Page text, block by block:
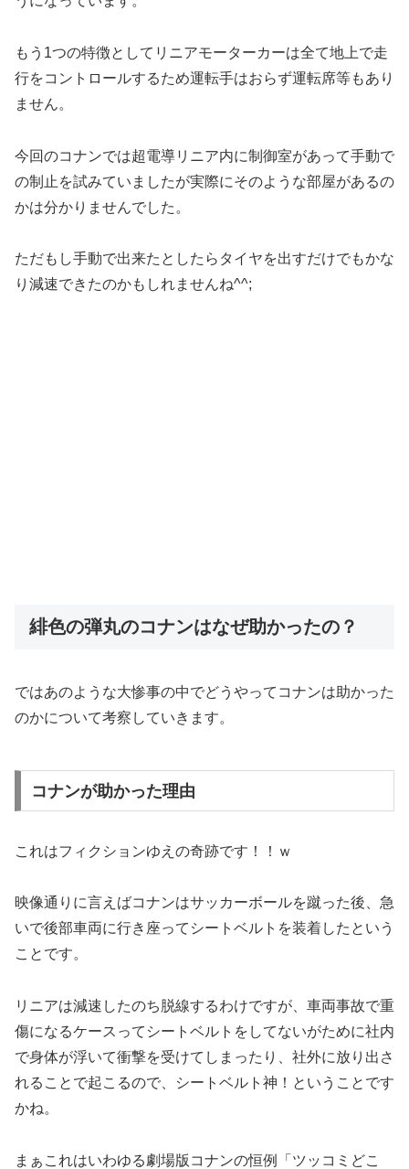
もう1つの特徴としてリニアモーターカーは全て地上で走
行をコントロールするため運転手はおらず運転席等もあり
ません。
今回のコナンでは超電導リニア内に制御室があって手動で
の制止を試みていましたが実際にそのような部屋があるの
かは分かりませんでした。
ただもし手動で出来たとしたらタイヤを出すだけでもかな
り減速できたのかもしれませんね^^;
緋色の弾丸のコナンはなぜ助かったの？
ではあのような大惨事の中でどうやってコナンは助かった
のかについて考察していきます。
コナンが助かった理由
これはフィクションゆえの奇跡です！！ｗ
映像通りに言えばコナンはサッカーボールを蹴った後、急
いで後部車両に行き座ってシートベルトを装着したという
ことです。
リニアは減速したのち脱線するわけですが、車両事故で重
傷になるケースってシートベルトをしてないがために社内
で身体が浮いて衝撃を受けてしまったり、社外に放り出さ
れることで起こるので、シートベルト神！ということです
かね。
まぁこれはいわゆる劇場版コナンの恒例「ツッコミどこ